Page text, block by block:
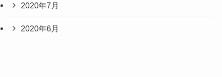
2020年7月
2020年6月